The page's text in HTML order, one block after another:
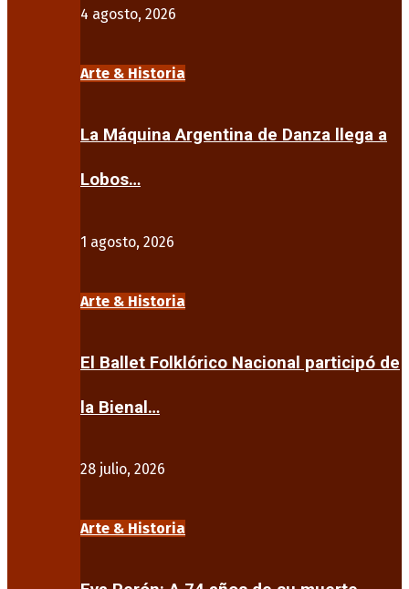
4 agosto, 2026
Arte & Historia
La Máquina Argentina de Danza llega a
Lobos…
1 agosto, 2026
Arte & Historia
El Ballet Folklórico Nacional participó de
la Bienal…
28 julio, 2026
Arte & Historia